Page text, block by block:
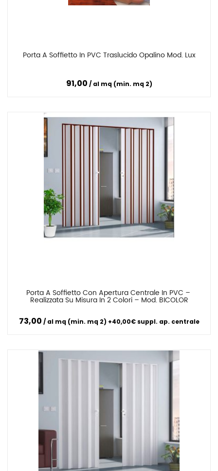
Porta A Soffietto In PVC Traslucido Opalino Mod. Lux
91,00 al mq (min. mq 2)
Confronta
Porta A Soffietto Con Apertura Centrale In PVC –
Realizzata Su Misura In 2 Colori – Mod. BICOLOR
73,00 al mq (min. mq 2) +40,00€ suppl. ap. centrale
Confronta